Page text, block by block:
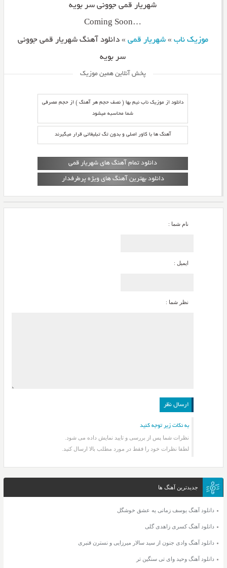
شهریار قمی جوونی سر بویه
…Coming Soon
موزیک ناب »شهریار قمی »دانلود آهنگ شهریار قمی جوونی
سر بویه
پخش آنلاین همین موزیک
دانلود از موزیک ناب نیم بها ( نصف حجم هر آهنگ ) از حجم مصرفی
شما محاسبه میشود
آهنگ ها با کاور اصلی و بدون تگ تبلیغاتی قرار میگیرند
دانلود تمام آهنگ های شهریار قمی
دانلود بهترین آهنگ های ویژه پرطرفدار
نام شما :
ایمیل :
نظر شما :
به نکات زیر توجه کنید
نظرات شما پس از بررسی و تایید نمایش داده می شود.
لطفا نظرات خود را فقط در مورد مطلب بالا ارسال کنید.
جدیدترین آهنگ ها
دانلود آهنگ یوسف زمانی یه عشق خوشگل
دانلود آهنگ کسری زاهدی گلی
دانلود آهنگ وادی جنون از سید سالار میرزایی و نسترن قنبری
دانلود آهنگ وحید وای تی سنگین تر